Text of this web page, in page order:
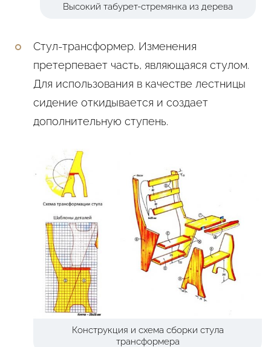
Высокий табурет-стремянка из дерева
Стул-трансформер. Изменения
претерпевает часть, являющаяся стулом.
Для использования в качестве лестницы
сидение откидывается и создает
дополнительную ступень.
Конструкция и схема сборки стула
трансформера